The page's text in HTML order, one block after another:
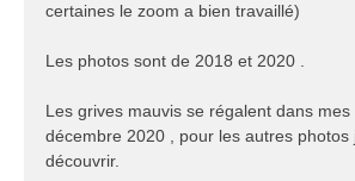
certaines le zoom a bien travaillé)
Les photos sont de 2018 et 2020 .
Les grives mauvis se régalent dans mes
décembre 2020 , pour les autres photos
découvrir.